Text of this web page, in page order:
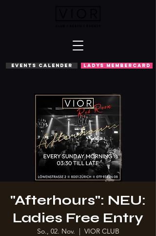
EVENTS CALENDER LADYS MEMBERCARD
"Afterhours": NEU:
Ladies Free Entry
So., 02. Nov.
  |
VIOR CLUB